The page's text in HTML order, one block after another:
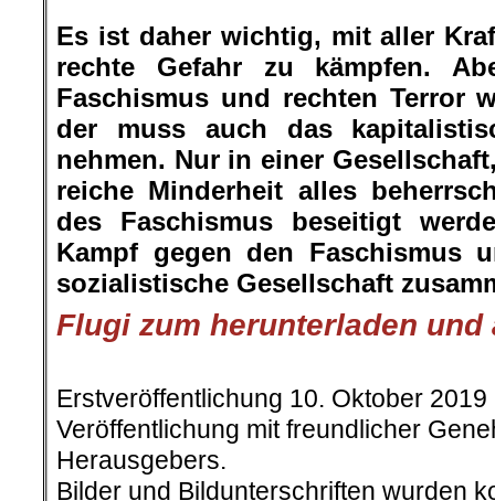
Es ist daher wichtig, mit aller
rechte Gefahr zu kämpfen.
Faschismus und rechten Terror
der muss auch das
nehmen. Nur in einer
reiche Minderheit alles
des Faschismus beseitigt
Kampf gegen den Faschismus
sozialistische Gesellschaft
Flugi zum herunterladen und
Erstveröffentlichung 10. Oktober
Veröffentlichung mit freundlicher
Herausgebers.
Bilder und Bildunterschriften wurden